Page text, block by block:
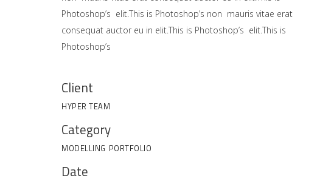
Photoshop’s elit.This is Photoshop’s non mauris vitae erat
consequat auctor eu in elit.This is Photoshop’s elit.This is
Photoshop’s
Client
HYPER TEAM
Category
MODELLING PORTFOLIO
Date